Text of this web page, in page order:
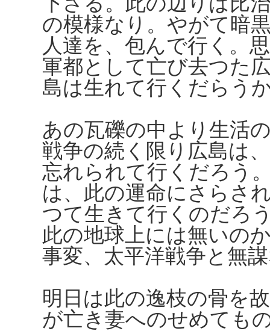
の模様なり。やがて暗
人達を、包んで行く。
軍都として亡び去つた
島は生れて行くだらう
あの瓦礫の中より生活
戦争の続く限り広島は
忘れられて行くだろう
は、此の運命にさらさ
つて生きて行くのだろ
此の地球上には無いの
事変、太平洋戦争と無
明日は此の逸枝の骨を
が亡き妻へのせめても